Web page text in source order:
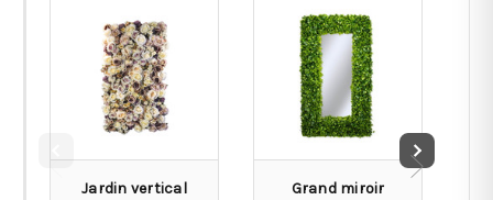
Jardin vertical
Grand miroir